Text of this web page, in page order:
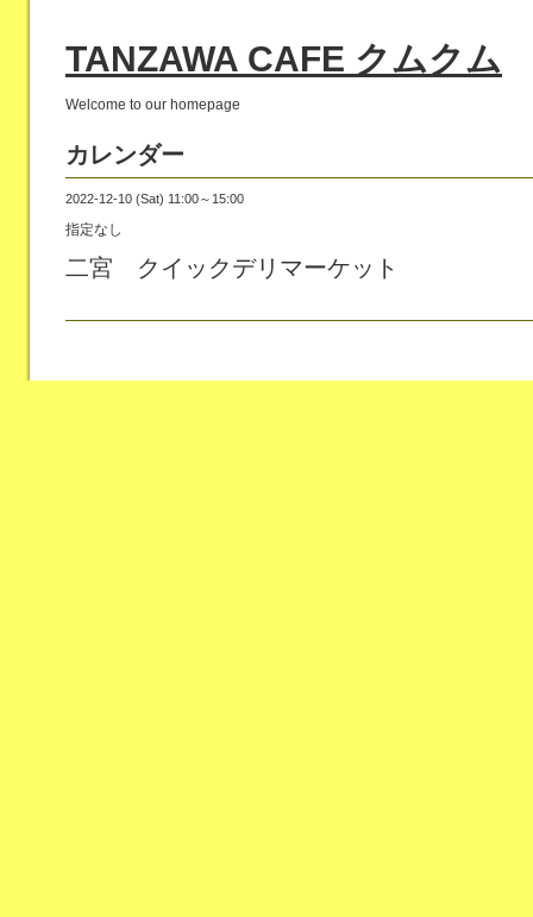
TANZAWA CAFE クムクム
Welcome to our homepage
カレンダー
2022-12-10 (Sat) 11:00～15:00
指定なし
二宮 クイックデリマーケット